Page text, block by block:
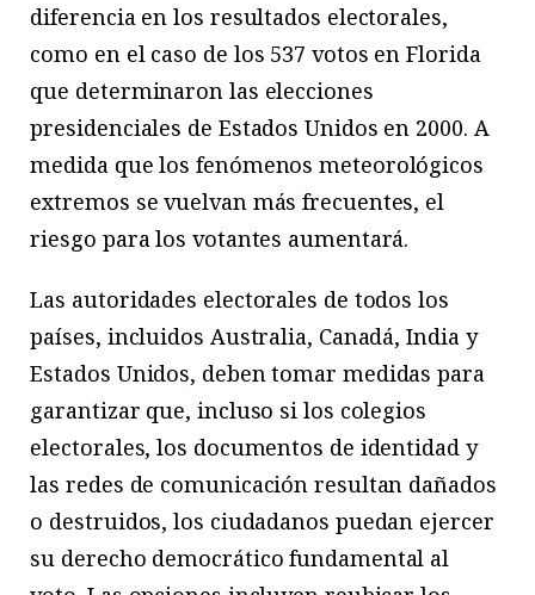
diferencia en los resultados electorales,
como en el caso de los 537 votos en Florida
que determinaron las elecciones
presidenciales de Estados Unidos en 2000. A
medida que los fenómenos meteorológicos
extremos se vuelvan más frecuentes, el
riesgo para los votantes aumentará.
Las autoridades electorales de todos los
países, incluidos Australia, Canadá, India y
Estados Unidos, deben tomar medidas para
garantizar que, incluso si los colegios
electorales, los documentos de identidad y
las redes de comunicación resultan dañados
o destruidos, los ciudadanos puedan ejercer
su derecho democrático fundamental al